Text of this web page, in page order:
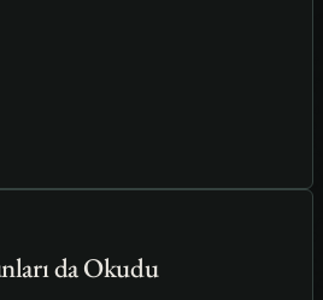
da Okudu